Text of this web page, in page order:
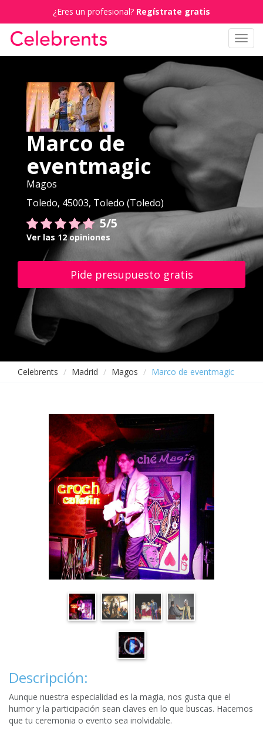
¿Eres un profesional? Regístrate gratis
Marco de
eventmagic
Magos
Toledo, 45003, Toledo (Toledo)
5/5
Ver las 12 opiniones
Pide presupuesto gratis
Celebrents Madrid Magos Marco de eventmagic
Descripción:
Aunque nuestra especialidad es la magia, nos gusta que el
humor y la participación sean claves en lo que buscas. Hacemos
que tu ceremonia o evento sea inolvidable.